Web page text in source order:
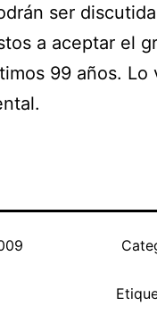
ser
a aceptar el
99 años. Lo